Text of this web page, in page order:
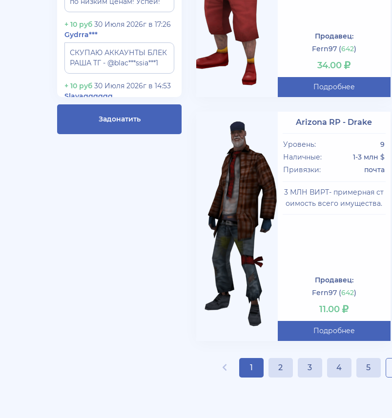
+ 10 руб 30 Июля 2026г в 17:26
Gydrra***
СКУПАЮ АККАУНТЫ БЛЕК
РАША ТГ - @blac***ssia***1
+ 10 руб 30 Июля 2026г в 14:53
Slavagggggg
бюджет 450 рублей
Задонатить
Продавец:
Fern97(642)
34.00
Подробнее
Arizona RP - Drake
Уровень:
9
Наличные:
1-3 млн $
Привязки:
почта
3 МЛН ВИРТ- примерная ст
оимость всего имущества.
Продавец:
Fern97(642)
11.00
Подробнее
1 2 3 4 5